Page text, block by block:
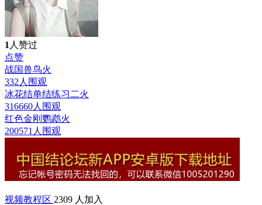
1 人赞过
点赞
战国兽鸟火
332人围观
冰花结单结练习二火
316660人围观
红色金刚鹦鹉火
200571人围观
视频教程区 2309 人加入